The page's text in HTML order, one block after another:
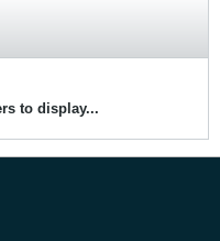
to display...